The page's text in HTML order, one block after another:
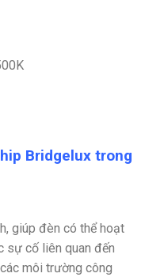
Bridgelux trong
giúp đèn có thể hoạt
sự cố liên quan đến
môi trường công